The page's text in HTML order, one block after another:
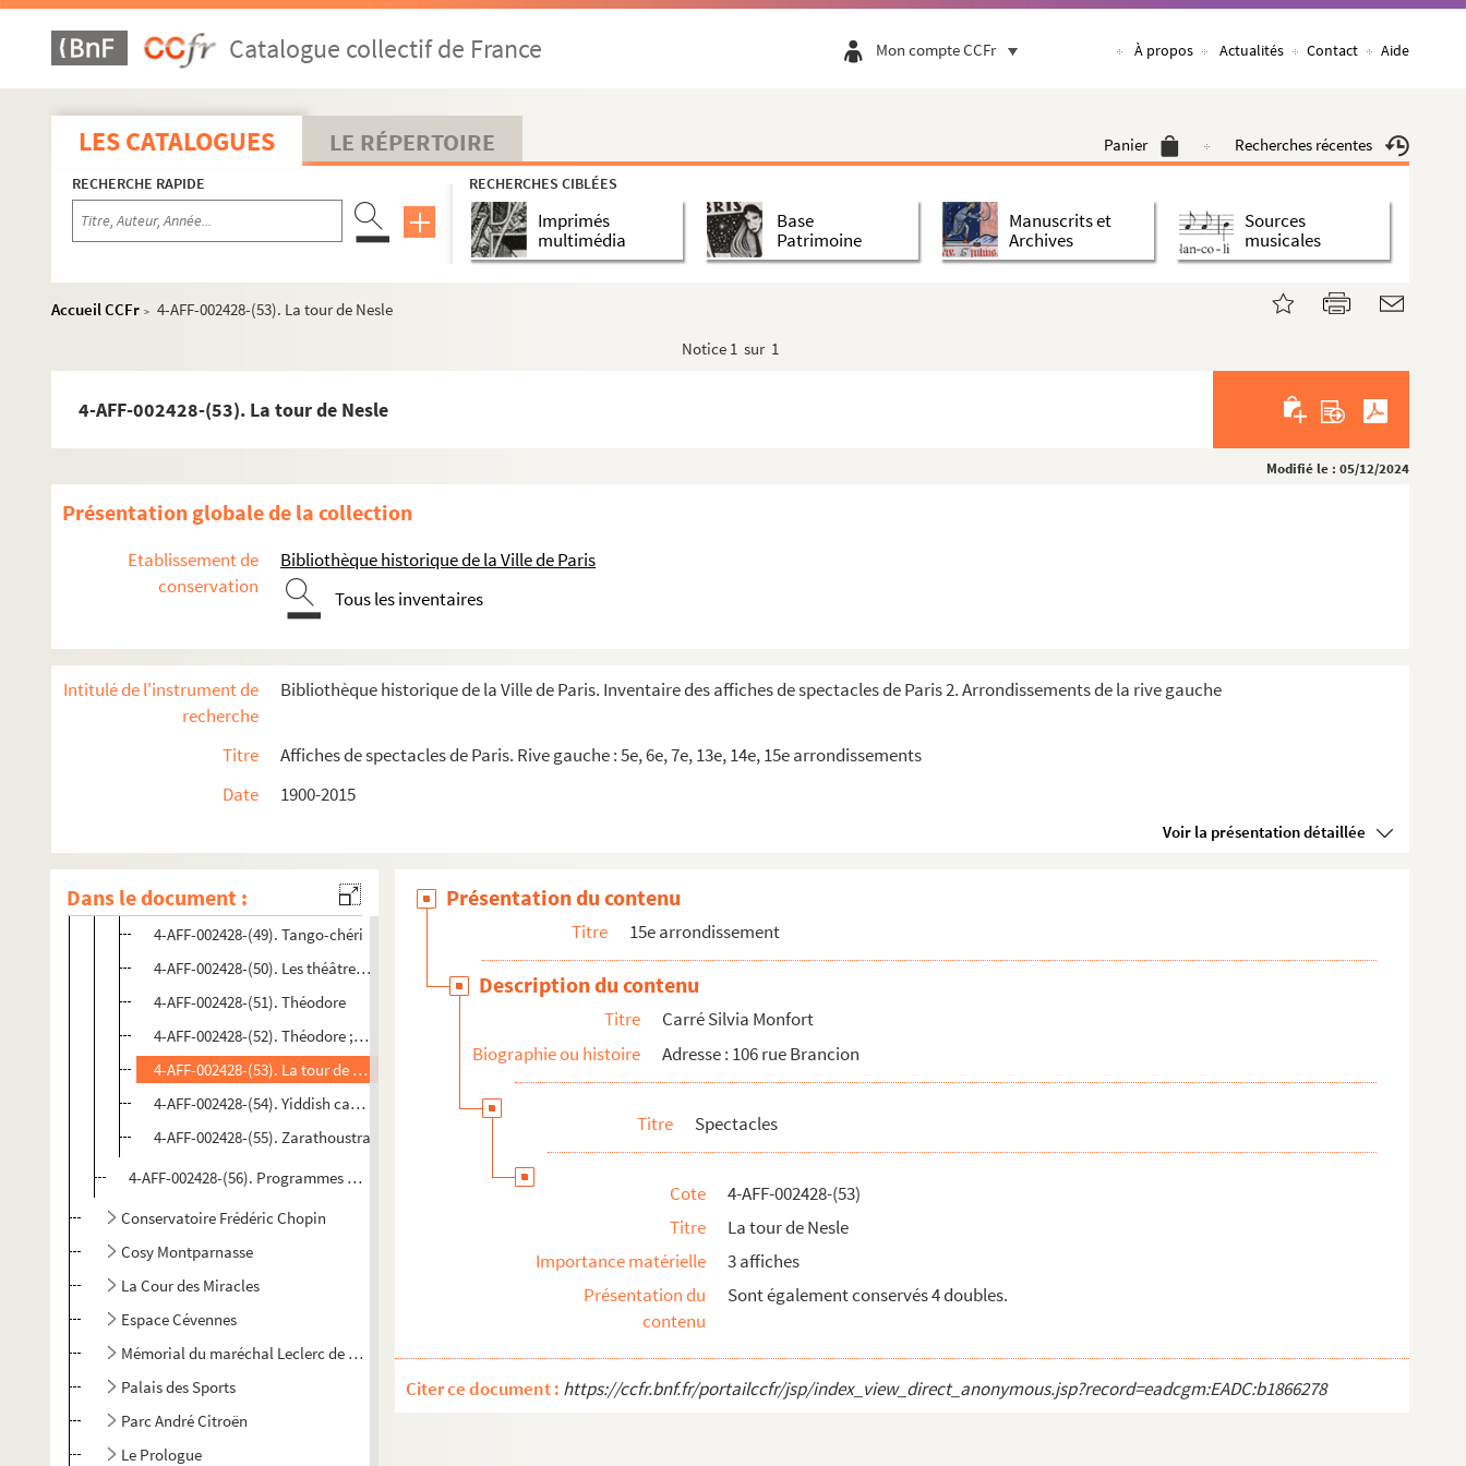
Catalogue collectif de France Mon compte CCFr À propos Actualités Contact Aide
LES CATALOGUES LE RÉPERTOIRE Panier Recherches récentes
RECHERCHE RAPIDE RECHERCHES CIBLÉES
Imprimés
multimédia
Base
Patrimoine
Manuscrits et
Archives
Sources
musicales
Accueil CCFr > 4-AFF-002428-(53). La tour de Nesle
Notice 1 sur 1
4-AFF-002428-(53). La tour de Nesle
Modifié le : 05/12/2024
Présentation globale de la collection
Etablissement de
conservation
Bibliothèque historique de la Ville de Paris
Tous les inventaires
Intitulé de l'instrument de
recherche
Bibliothèque historique de la Ville de Paris. Inventaire des affiches de spectacles de Paris 2. Arrondissements de la rive gauche
Titre
Affiches de spectacles de Paris. Rive gauche : 5e, 6e, 7e, 13e, 14e, 15e arrondissements
Date
1900-2015
Voir la présentation détaillée
Dans le document :
4-AFF-002428-(23). Etorki
4-AFF-002428-(24). La fourmi dans le corps
4-AFF-002428-(25). Fracasse
4-AFF-002428-(26). L'histoire du soldat
4-AFF-002428-(27). Hommage à Maurice Clavel
4-AFF-002428-(28). Iphigénie
4-AFF-002428-(31). Les joyeuses commères de Windsor
4-AFF-002428-(34). Maria d'Apparecida "canta o Brasil"
4-AFF-002428-(37). La milliardaire
4-AFF-002428-(38). Moïse
4-AFF-002428-(39). Les nuits fabuleuses du Kathakali
4-AFF-002428-(41). Oreste
4-AFF-002428-(42). Paco Ibanez
4-AFF-002428-(44). Pedro Aledo
4-AFF-002428-(45). Les perses d'Eschyle
4-AFF-002428-(47). Les semaines de la marionnette française à Paris
4-AFF-002428-(48). Spectacle Flamenco Jondo de Mario Maya
4-AFF-002428-(49). Tango-chéri
4-AFF-002428-(50). Les théâtres du boulevard du crime (1752 - 1862)
4-AFF-002428-(51). Théodore
4-AFF-002428-(52). Théodore ; Les deux jumeaux vénitiens
4-AFF-002428-(53). La tour de Nesle
4-AFF-002428-(54). Yiddish cabaret
4-AFF-002428-(55). Zarathoustra
4-AFF-002428-(56). Programmes et divers
Conservatoire Frédéric Chopin
Cosy Montparnasse
La Cour des Miracles
Espace Cévennes
Mémorial du maréchal Leclerc de Hauteclocque et de la Libération de Paris
Palais des Sports
Parc André Citroën
Le Prologue
Présentation du contenu
Titre 15e arrondissement
Description du contenu
Titre
Carré Silvia Monfort
Biographie ou histoire
Adresse : 106 rue Brancion
Titre Spectacles
Cote
4-AFF-002428-(53)
Titre
La tour de Nesle
Importance matérielle
3 affiches
Présentation du
contenu
Sont également conservés 4 doubles.
Citer ce document : https://ccfr.bnf.fr/portailccfr/jsp/index_view_direct_anonymous.jsp?record=eadcgm:EADC:b1866278